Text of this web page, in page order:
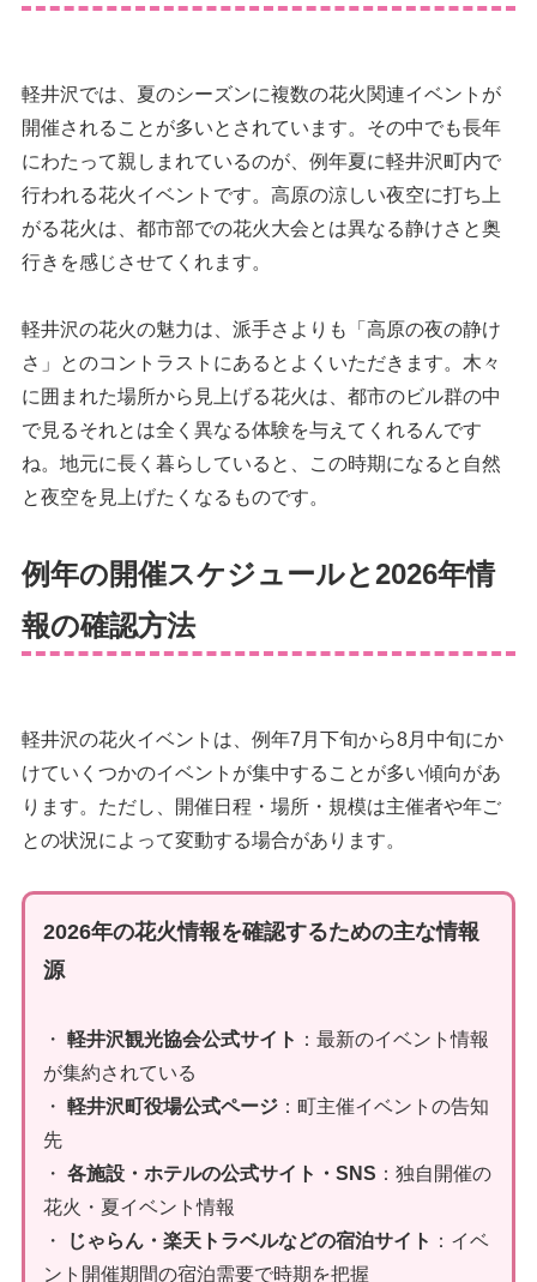
軽井沢では、夏のシーズンに複数の花火関連イベントが
開催されることが多いとされています。その中でも長年
にわたって親しまれているのが、例年夏に軽井沢町内で
行われる花火イベントです。高原の涼しい夜空に打ち上
がる花火は、都市部での花火大会とは異なる静けさと奥
行きを感じさせてくれます。
軽井沢の花火の魅力は、派手さよりも「高原の夜の静け
さ」とのコントラストにあるとよくいただきます。木々
に囲まれた場所から見上げる花火は、都市のビル群の中
で見るそれとは全く異なる体験を与えてくれるんです
ね。地元に長く暮らしていると、この時期になると自然
と夜空を見上げたくなるものです。
例年の開催スケジュールと2026年情
報の確認方法
軽井沢の花火イベントは、例年7月下旬から8月中旬にか
けていくつかのイベントが集中することが多い傾向があ
ります。ただし、開催日程・場所・規模は主催者や年ご
との状況によって変動する場合があります。
2026年の花火情報を確認するための主な情報
源
・ 軽井沢観光協会公式サイト ：最新のイベント情報
が集約されている
・ 軽井沢町役場公式ページ：町主催イベントの告知
先
・ 各施設・ホテルの公式サイト・SNS ：独自開催の
花火・夏イベント情報
・
じゃらん・楽天トラベルなどの宿泊サイト ：イベ
ント開催期間の宿泊需要で時期を把握